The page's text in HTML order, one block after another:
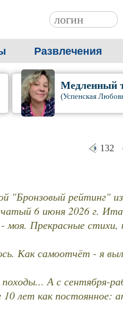
Развлечения
Медленный
(Успенская
132
"Бронзовый рейтинг"
6 июня 2026 г.
моя. Прекрасные стихи,
Как самоотчёт - я
А с сентября-
лет как постоянное: